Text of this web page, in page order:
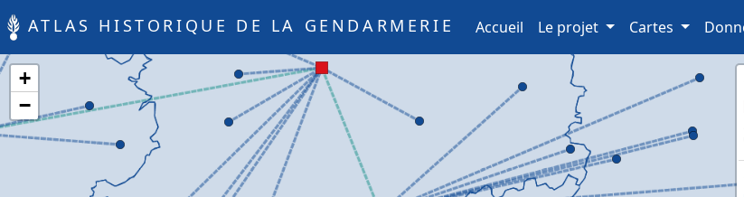
ATLAS HISTORIQUE DE LA GENDARMERIE Accueil (current)
Le projet Cartes
+
−